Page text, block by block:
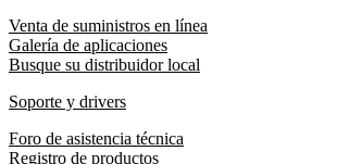
Venta de suministros en línea
Galería de aplicaciones
Busque su distribuidor local
Soporte y drivers
Foro de asistencia técnica
Registro de productos